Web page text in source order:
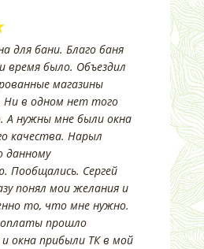
для бани. Благо баня
время было. Объездил
магазины
Ни в одном нет того
А нужны мне были окна
качества. Нарыл
данному
Пообщались. Сергей
понял мои желания и
то, что мне нужно.
оплаты прошло
и окна прибыли ТК в мой